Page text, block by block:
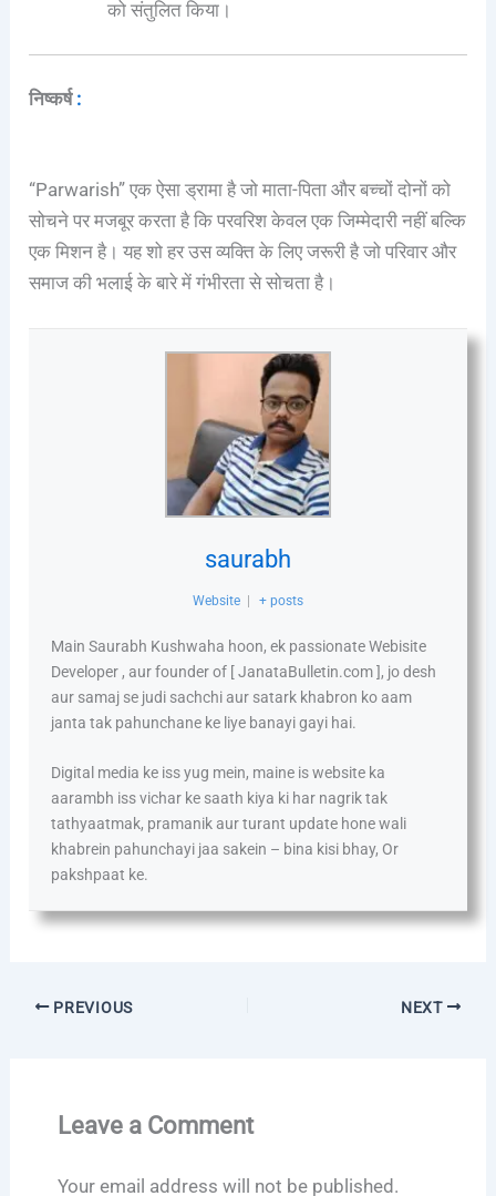
को संतुलित किया।
निष्कर्ष :
“Parwarish” एक ऐसा ड्रामा है जो माता-पिता और बच्चों दोनों को
सोचने पर मजबूर करता है कि परवरिश केवल एक जिम्मेदारी नहीं बल्कि
एक मिशन है। यह शो हर उस व्यक्ति के लिए जरूरी है जो परिवार और
समाज की भलाई के बारे में गंभीरता से सोचता है।
saurabh
Website | + posts
Main Saurabh Kushwaha hoon, ek passionate Webisite
Developer , aur founder of [ JanataBulletin.com ], jo desh
aur samaj se judi sachchi aur satark khabron ko aam
janta tak pahunchane ke liye banayi gayi hai.
Digital media ke iss yug mein, maine is website ka
aarambh iss vichar ke saath kiya ki har nagrik tak
tathyaatmak, pramanik aur turant update hone wali
khabrein pahunchayi jaa sakein – bina kisi bhay, Or
pakshpaat ke.
PREVIOUS NEXT
Leave a Comment
Your email address will not be published.